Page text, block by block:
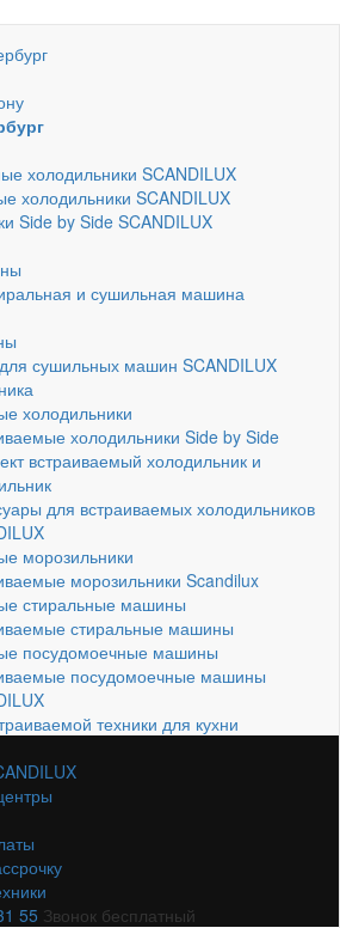
холодильники SCANDILUX
холодильники SCANDILUX
Side by Side SCANDILUX
и сушильная машина
сушильных машин SCANDILUX
холодильники
холодильники Side by Side
встраиваемый холодильник и
для встраиваемых холодильников
морозильники
морозильники Scandilux
стиральные машины
стиральные машины
посудомоечные машины
посудомоечные машины
техники для кухни
55 Звонок бесплатный